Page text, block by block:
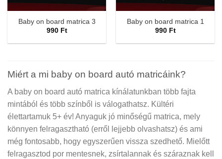
Baby on board matrica 3
990 Ft
Baby on board matrica 1
990 Ft
Miért a mi baby on board autó matricáink?
A baby on board autó matrica kínálatunkban több fajta
mintából és több színből is válogathatsz. Kültéri
élettartamuk 5+ év! Anyaguk jó minőségű matrica, mely
könnyen felragasztható (erről lejjebb olvashatsz) és ami
még fontosabb, hogy egyszerűen vissza szedhető. Mielőtt
felragasztod por mentesnek, zsírtalannak és száraznak kell